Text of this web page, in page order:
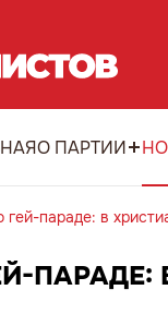
О ПАРТИИ
гей-параде: в
ПАРАДЕ: